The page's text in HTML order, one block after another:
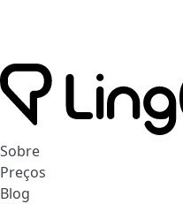
Sobre
Preços
Blog